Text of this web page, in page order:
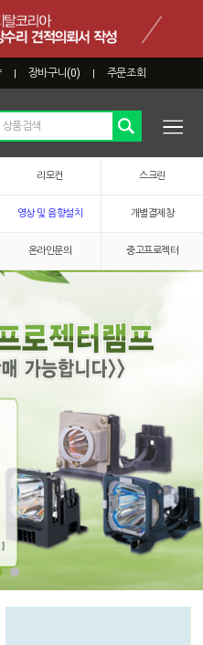
| 장바구니(0) | 주문조회
리모컨 스크린
영상 및 음향설치 개별결제창
온라인문의 중고프로젝터